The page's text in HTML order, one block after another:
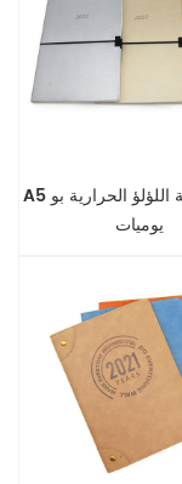
A5 حالة ملزمة اللؤلؤ الحرارية بو
يوميات